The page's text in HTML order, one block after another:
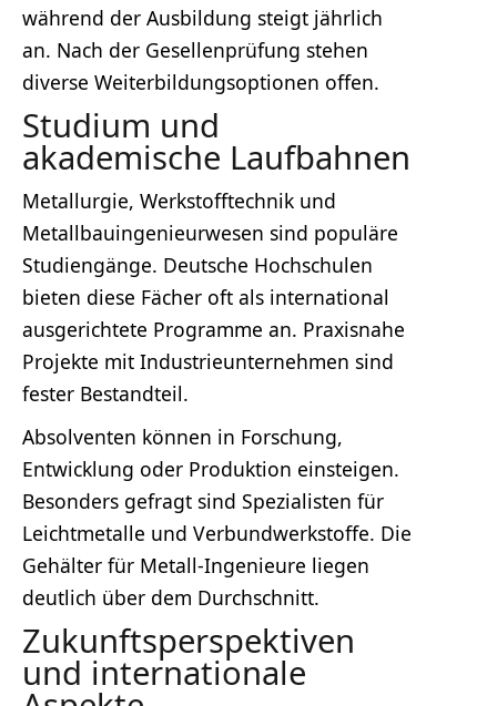
während der Ausbildung steigt jährlich
an. Nach der Gesellenprüfung stehen
diverse Weiterbildungsoptionen offen.
Studium und
akademische Laufbahnen
Metallurgie, Werkstofftechnik und
Metallbauingenieurwesen sind populäre
Studiengänge. Deutsche Hochschulen
bieten diese Fächer oft als international
ausgerichtete Programme an. Praxisnahe
Projekte mit Industrieunternehmen sind
fester Bestandteil.
Absolventen können in Forschung,
Entwicklung oder Produktion einsteigen.
Besonders gefragt sind Spezialisten für
Leichtmetalle und Verbundwerkstoffe. Die
Gehälter für Metall-Ingenieure liegen
deutlich über dem Durchschnitt.
Zukunftsperspektiven
und internationale